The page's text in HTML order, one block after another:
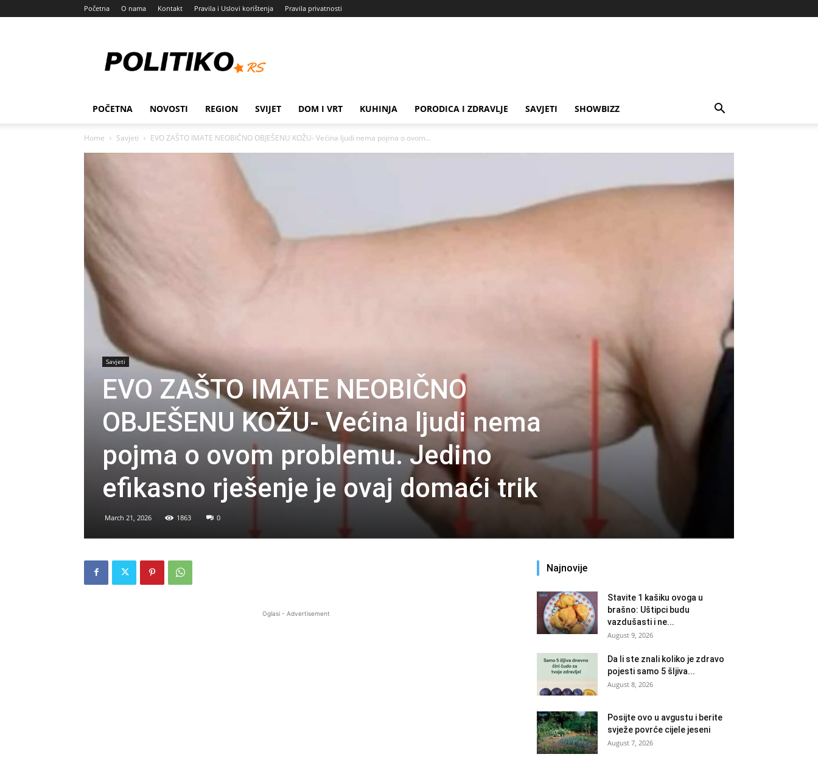
Početna O nama Kontakt Pravila i Uslovi korištenja Pravila privatnosti
POČETNA NOVOSTI REGION SVIJET DOM I VRT KUHINJA PORODICA I ZDRAVLJE SAVJETI SHOWBIZZ
Home Savjeti EVO ZAŠTO IMATE NEOBIČNO OBJEŠENU KOŽU- Većina ljudi nema pojma o ovom...
Savjeti
EVO ZAŠTO IMATE NEOBIČNO
OBJEŠENU KOŽU- Većina ljudi nema
pojma o ovom problemu. Jedino
efikasno rješenje je ovaj domaći trik
March 21, 2026 1863 0
Oglasi - Advertisement
Najnovije
Stavite 1 kašiku ovoga u
brašno: Uštipci budu
vazdušasti i ne...
August 9, 2026
Da li ste znali koliko je zdravo
pojesti samo 5 šljiva...
August 8, 2026
Posijte ovo u avgustu i berite
svježe povrće cijele jeseni
August 7, 2026